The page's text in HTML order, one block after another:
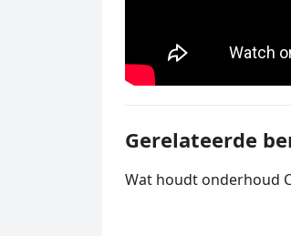
Gerelateerde
Wat houdt onderhoud